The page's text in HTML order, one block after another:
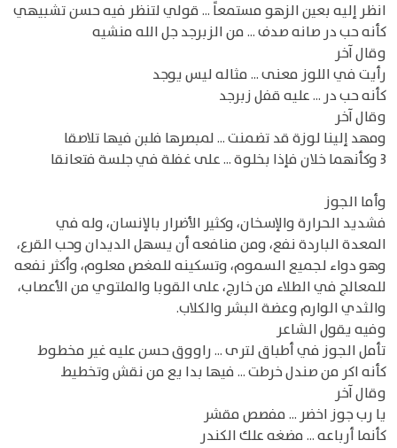
انظر إليه بعين الزهو مستمعاً ... قولي لتنظر فيه حسن تشبيهي
كأنه حب در صانه صدف ... من الزبرجد جل الله منشيه
وقال آخر
رأيت في اللوز معنى ... مثاله ليس يوجد
كأنه حب در ... عليه قفل زبرجد
وقال آخر
ومهد إلينا لوزة قد تضمنت ... لمبصرها فلبن فيها تلاصقا
3 وكأنهما خلان فإذا بخلوة ... على غفلة في جلسة فتعانقا
وأما الجوز
فشديد الحرارة والإسخان، وكثير الأضرار بالإنسان، وله في
المعدة الباردة نفع، ومن منافعه أن يسهل الديدان وحب القرع،
وهو دواء لجميع السموم، وتسكينه للمغص معلوم، وأكثر نفعه
للمعالج في الطلاء من خارج، على القوبا والملتوي من الأعصاب،
والثدي الوارم وعضة البشر والكلاب.
وفيه يقول الشاعر
تأمل الجوز في أطباق لترى ... راووق حسن عليه غير مخطوط
كأنه اكر من صندل خرطت ... فيها بدا يع من نقش وتخطيط
وقال آخر
يا رب جوز اخضر ... مفصص مقشر
كأنما أرباعه ... مضغه علك الكندر